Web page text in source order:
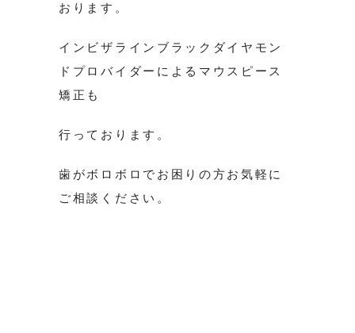
おります。
インビザラインブラックダイヤモン
ドプロバイダーによるマウスピース
矯正も
行っております。
歯がボロボロでお困りの方お気軽に
ご相談ください。